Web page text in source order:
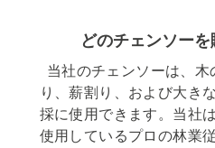
どのチェンソー
当社のチェンソーは、
り、薪割り、および大き
採に使用できます。当社
使用しているプロの林業